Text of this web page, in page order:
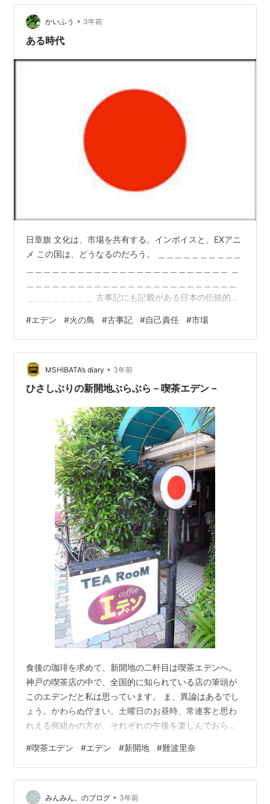
が良いんですよね。 生クリームはお好みでトッピングし
てくれます。 この生クリームがあるとアイスからス…
かいふう • 3年前
ある時代
日章旗 文化は、市場を共有する。インボイスと、EXアニ
メ この国は、どうなるのだろう。 ＿＿＿＿＿＿＿＿＿＿
＿＿＿＿＿＿＿＿ 古事記にも記載がある日本の伝統的な
満点に育つ放射線太陽の恵み自然の力を古代より使って
きた日本紀伊の国、房総半島の国々も皆自然豊かな事が
言葉の語源自然と農業の調和、稲は食だけでなく、様々
な用途で使用可能です。 pic.twitter.com/c5HJwxHq9T
— くにもり情報室 (@kunimorijyouhou) 2…
#エデン #火の鳥 #古事記 #自己責任 #市場
MSHIBATA’s diary • 3年前
ひさしぶりの新開地ぶらぶら－喫茶エデン－
食後の珈琲を求めて、新開地の二軒目は喫茶エデンへ。
神戸の喫茶店の中で、全国的に知られている店の筆頭が
このエデンだと私は思っています。 ま、異論はあるでし
ょう。かわらぬ佇まい。土曜日のお昼時、常連客と思わ
れえる何組かの方が、それぞれの午後を楽しんでおられ
ほどの良い天気と気温でしたが、温かいコーヒーにしま
した。以前は店主・堺井太郎さん（常連の方は太郎さん
と呼んでいます）の妹さんが店を手伝っていましたが、
この頃は、その妹さんの同級生かお友達がいらっしゃる
#喫茶エデン #エデン #新開地 #難波里奈
みんみん。のブログ • 3年前